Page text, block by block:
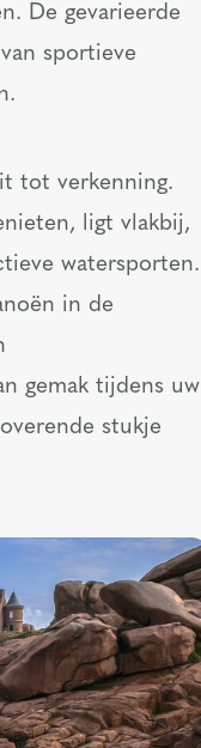
De gevarieerde
sportieve
tot verkenning.
ligt vlakbij,
watersporten.
in de
gemak tijdens uw
stukje